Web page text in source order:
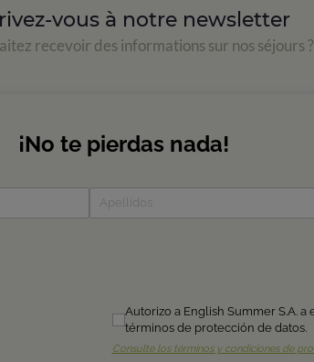
vous à notre newsletter
recevoir des informations sur nos séjours ?